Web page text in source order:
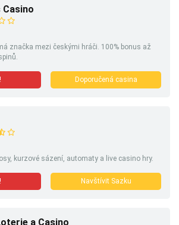
Casino
značka mezi českými hráči. 100% bonus až
Doporučená casina
kurzové sázení, automaty a live casino hry.
Navštívit Sazku
a Casino